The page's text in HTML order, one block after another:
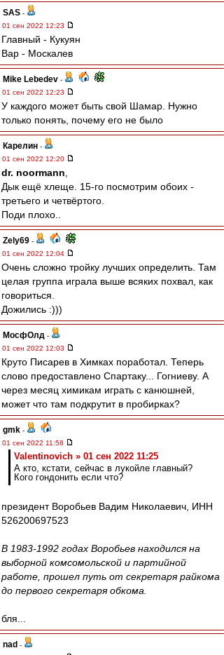
SAS -
01 сен 2022 12:23
Главный - Кукуян
Вар - Москалев
Mike Lebedev -
01 сен 2022 12:23
У каждого может быть свой Шамар. Нужно
только понять, почему его не было
Карелин -
01 сен 2022 12:20
dr. noormann
Дык ещё хлеще. 15-го посмотрим обоих -
третьего и четвёртого.
Поди плохо..
Zely69 -
01 сен 2022 12:04
Очень сложно тройку лучших определить. Там
целая группа играла выше всяких похвал, как
говориться.
Дожились :)))
МосфОлд -
01 сен 2022 12:03
Круто Писарев в Химках поработал. Теперь
слово предоставлено Спартаку... Гогниеву. А
через месяц химикам играть с канюшней,
может что там подкрутит в пробирках?
gmk -
01 сен 2022 11:58
Valentinovich » 01 сен 2022 11:25
А кто, кстати, сейчас в лукойле главный?
Кого гондонить если что?
президент Воробьев Вадим Николаевич, ИНН
526200697523
В 1983-1992 годах Воробьев находился на
выборной комсомольской и партийной
работе, прошел путь от секретаря райкома
до первого секретаря обкома.
бля...
nad -